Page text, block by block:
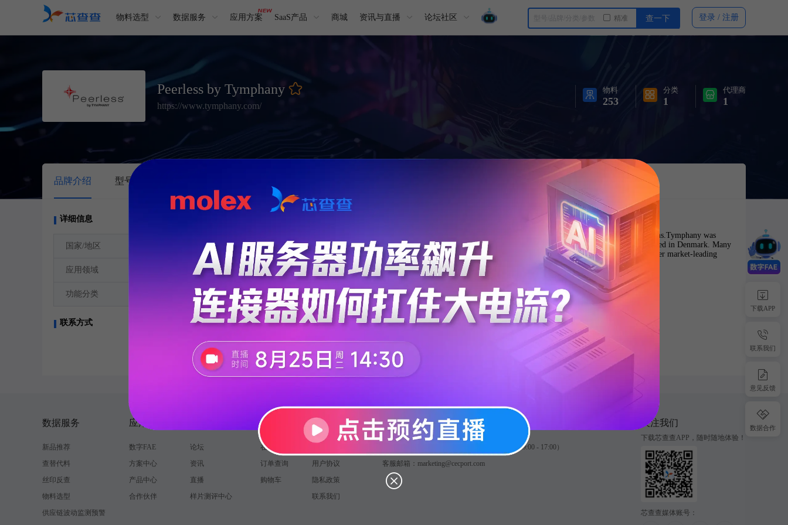
物料选型 数据服务 应用方案 SaaS产品 商城 资讯与直播 论坛社区 精准 查一下 登录 / 注册
Peerless by Tymphany
https://www.tymphany.com/
物料
253
分类
1
代理商
1
品牌介绍 型号
详细信息
国家/地区
应用领域
功能分类
联系方式
暂无数据
We are the global leader in design and manufacturing of drivers and systems.Tymphany was
founded in 2004, but our roots date back to 1926 when Peerless was founded in Denmark. Many
of our drivers have become industry benchmarks, and we continue to deliver market-leading
products for some of the biggest brands across the globe.
下载APP
联系我们
意见反馈
数据合作
数据服务
新品推荐
查替代料
丝印反查
物料选型
供应链波动监测预警
应用方案
数字FAE
方案中心
产品中心
合作伙伴
论坛
资讯
直播
样片测评中心
商城
在线交易
订单查询
购物车
关于芯查查
用户协议
隐私政策
联系我们
联系我们
热线电话：400 - 626 - 1616 转 2（周一至周五 9:00 - 17:00）
客服邮箱：marketing@cecport.com
关注我们
下载芯查查APP，随时随地体验！
芯查查媒体账号：